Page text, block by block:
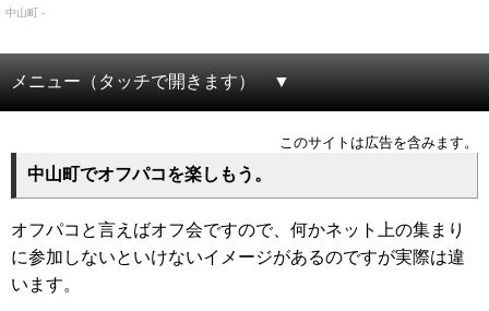
中山町 -
メニュー（タッチで開きます）
このサイトは広告を含みます。
中山町でオフパコを楽しもう。
オフパコと言えばオフ会ですので、何かネット上の集まり
に参加しないといけないイメージがあるのですが実際は違
います。